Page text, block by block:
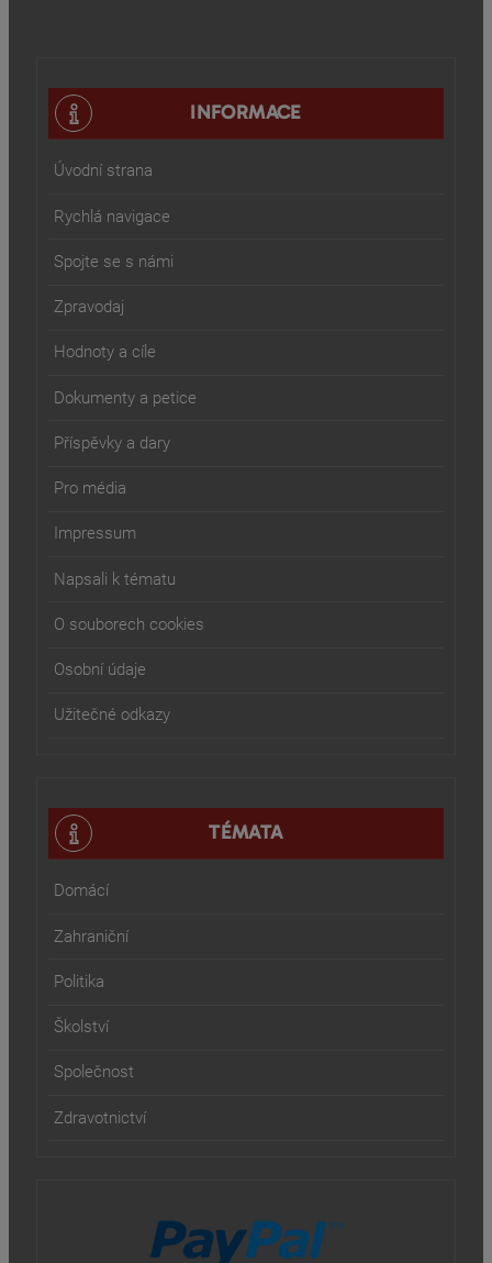
INFORMACE
Úvodní strana
Rychlá navigace
Spojte se s námi
Zpravodaj
Hodnoty a cíle
Dokumenty a petice
Příspěvky a dary
Pro média
Impressum
Napsali k tématu
O souborech cookies
Osobní údaje
Užitečné odkazy
TÉMATA
Domácí
Zahraniční
Politika
Školství
Společnost
Zdravotnictví